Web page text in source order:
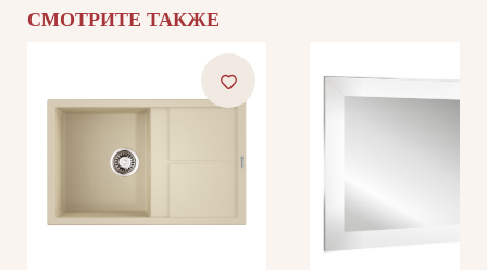
СМОТРИТЕ ТАКЖЕ
Каталог
О нас